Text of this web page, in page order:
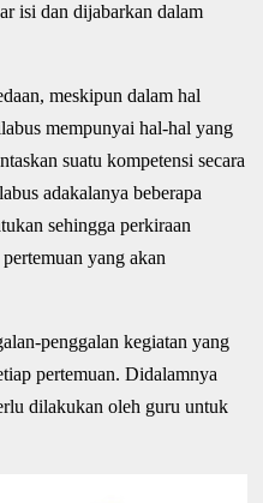
isi dan dijabarkan dalam
meskipun dalam hal
mempunyai hal-hal yang
suatu kompetensi secara
adakalanya beberapa
sehingga perkiraan
yang akan
penggalan kegiatan yang
pertemuan. Didalamnya
dilakukan oleh guru untuk